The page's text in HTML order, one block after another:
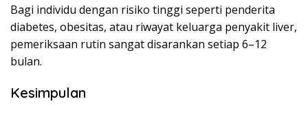
Bagi individu dengan risiko tinggi seperti penderita
diabetes, obesitas, atau riwayat keluarga penyakit liver,
pemeriksaan rutin sangat disarankan setiap 6–12
bulan.
Kesimpulan